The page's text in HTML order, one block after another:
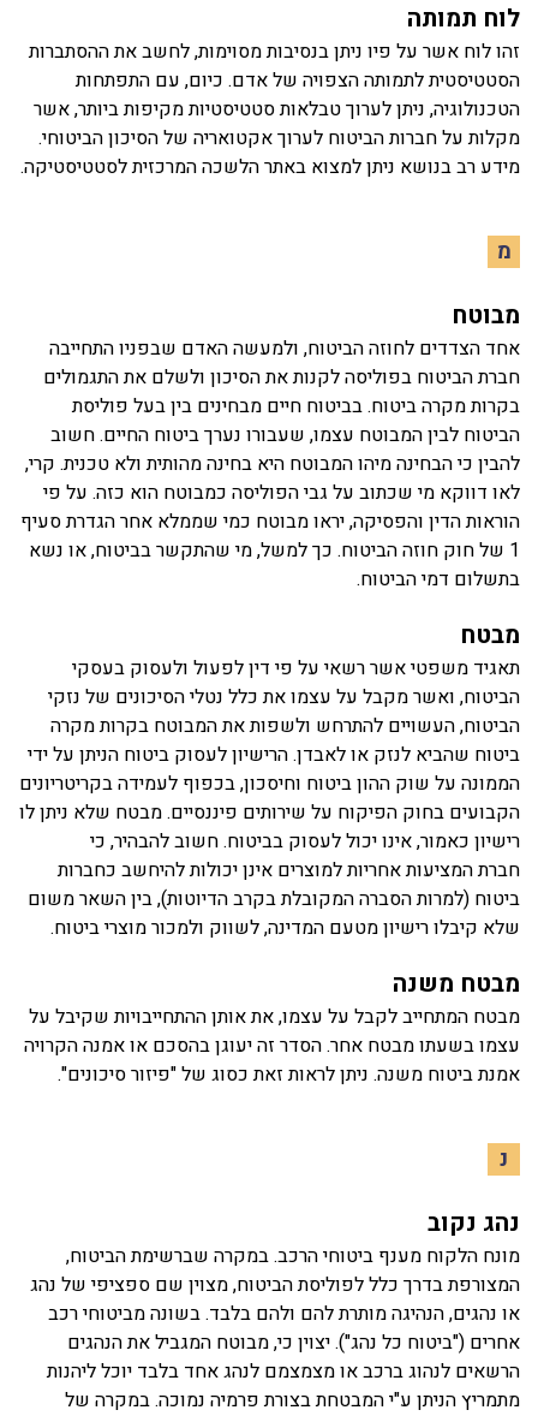
לוח תמותה
זהו לוח אשר על פיו ניתן בנסיבות מסוימות, לחשב את ההסתברות
הסטטיסטית לתמותה הצפויה של אדם. כיום, עם התפתחות
הטכנולוגיה, ניתן לערוך טבלאות סטטיסטיות מקיפות ביותר, אשר
מקלות על חברות הביטוח לערוך אקטואריה של הסיכון הביטוחי.
מידע רב בנושא ניתן למצוא באתר הלשכה המרכזית לסטטיסטיקה.
מ
מבוטח
אחד הצדדים לחוזה הביטוח, ולמעשה האדם שבפניו התחייבה
חברת הביטוח בפוליסה לקנות את הסיכון ולשלם את התגמולים
בקרות מקרה ביטוח. בביטוח חיים מבחינים בין בעל פוליסת
הביטוח לבין המבוטח עצמו, שעבורו נערך ביטוח החיים. חשוב
להבין כי הבחינה מיהו המבוטח היא בחינה מהותית ולא טכנית. קרי,
לאו דווקא מי שכתוב על גבי הפוליסה כמבוטח הוא כזה. על פי
הוראות הדין והפסיקה, יראו מבוטח כמי שממלא אחר הגדרת סעיף
1 של חוק חוזה הביטוח. כך למשל, מי שהתקשר בביטוח, או נשא
בתשלום דמי הביטוח.
מבטח
תאגיד משפטי אשר רשאי על פי דין לפעול ולעסוק בעסקי
הביטוח, ואשר מקבל על עצמו את כלל נטלי הסיכונים של נזקי
הביטוח, העשויים להתרחש ולשפות את המבוטח בקרות מקרה
ביטוח שהביא לנזק או לאבדן. הרישיון לעסוק ביטוח הניתן על ידי
הממונה על שוק ההון ביטוח וחיסכון, בכפוף לעמידה בקריטריונים
הקבועים בחוק הפיקוח על שירותים פיננסיים. מבטח שלא ניתן לו
רישיון כאמור, אינו יכול לעסוק בביטוח. חשוב להבהיר, כי
חברת המציעות אחריות למוצרים אינן יכולות להיחשב כחברות
ביטוח (למרות הסברה המקובלת בקרב הדיוטות), בין השאר משום
שלא קיבלו רישיון מטעם המדינה, לשווק ולמכור מוצרי ביטוח.
מבטח משנה
מבטח המתחייב לקבל על עצמו, את אותן ההתחייבויות שקיבל על
עצמו בשעתו מבטח אחר. הסדר זה יעוגן בהסכם או אמנה הקרויה
אמנת ביטוח משנה. ניתן לראות זאת כסוג של "פיזור סיכונים".
נ
נהג נקוב
מונח הלקוח מענף ביטוחי הרכב. במקרה שברשימת הביטוח,
המצורפת בדרך כלל לפוליסת הביטוח, מצוין שם ספציפי של נהג
או נהגים, הנהיגה מותרת להם ולהם בלבד. בשונה מביטוחי רכב
אחרים ("ביטוח כל נהג"). יצוין כי, מבוטח המגביל את הנהגים
הרשאים לנהוג ברכב או מצמצמם לנהג אחד בלבד יוכל ליהנות
מתמריץ הניתן ע"י המבטחת בצורת פרמיה נמוכה. במקרה של